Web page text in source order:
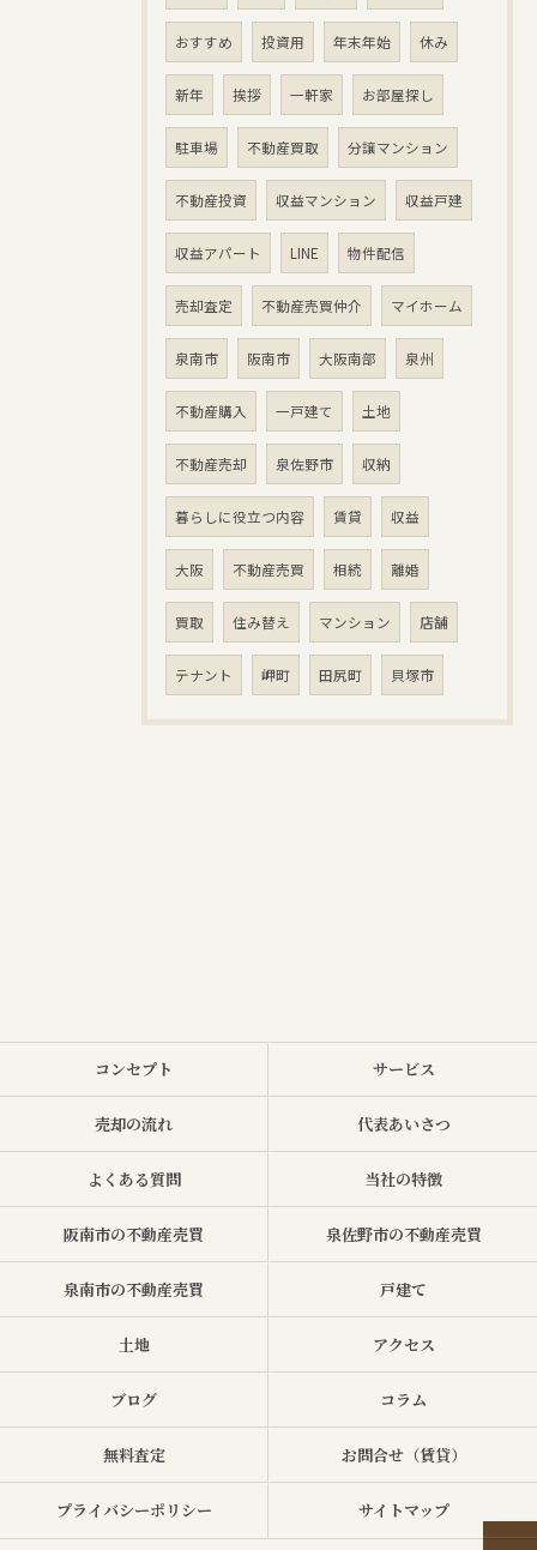
おすすめ 投資用 年末年始 休み
新年 挨拶 一軒家 お部屋探し
駐車場 不動産買取 分譲マンション
不動産投資 収益マンション 収益戸建
収益アパート LINE 物件配信
売却査定 不動産売買仲介 マイホーム
泉南市 阪南市 大阪南部 泉州
不動産購入 一戸建て 土地
不動産売却 泉佐野市 収納
暮らしに役立つ内容 賃貸 収益
大阪 不動産売買 相続 離婚
買取 住み替え マンション 店舗
テナント 岬町 田尻町 貝塚市
コンセプト サービス
売却の流れ 代表あいさつ
よくある質問 当社の特徴
阪南市の不動産売買 泉佐野市の不動産売買
泉南市の不動産売買 戸建て
土地 アクセス
ブログ コラム
無料査定 お問合せ（賃貸）
プライバシーポリシー サイトマップ